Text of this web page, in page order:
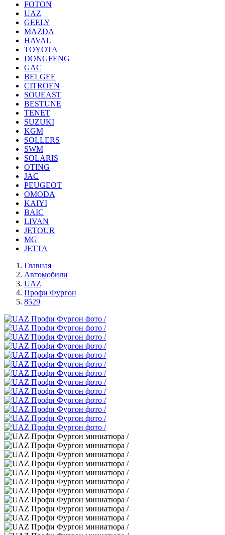
FOTON
UAZ
GEELY
MAZDA
HAVAL
TOYOTA
DONGFENG
GAC
BELGEE
CITROEN
SOUEAST
BESTUNE
TENET
SUZUKI
KGM
SOLLERS
SWM
SOLARIS
OTING
JAC
PEUGEOT
OMODA
KAIYI
BAIC
LIVAN
JETOUR
MG
JETTA
Главная
Автомобили
UAZ
Профи Фургон
8529